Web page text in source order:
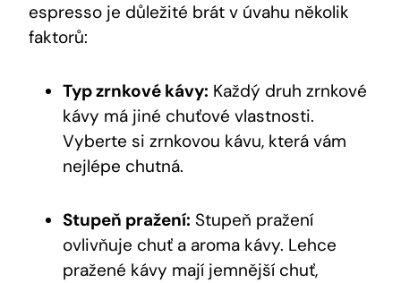
espresso je důležité brát v úvahu několik
faktorů:
Typ zrnkové kávy: Každý druh zrnkové
kávy má jiné chuťové vlastnosti.
Vyberte si zrnkovou kávu, která vám
nejlépe chutná.
Stupeň pražení: Stupeň pražení
ovlivňuje chuť a aroma kávy. Lehce
pražené kávy mají jemnější chuť,